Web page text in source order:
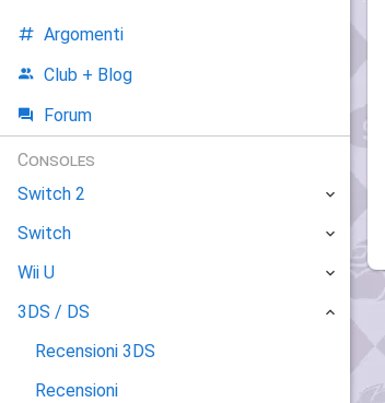
Argomenti
Club + Blog
Forum
Consoles
Switch 2
Switch
Wii U
3DS / DS
Recensioni 3DS
Recensioni